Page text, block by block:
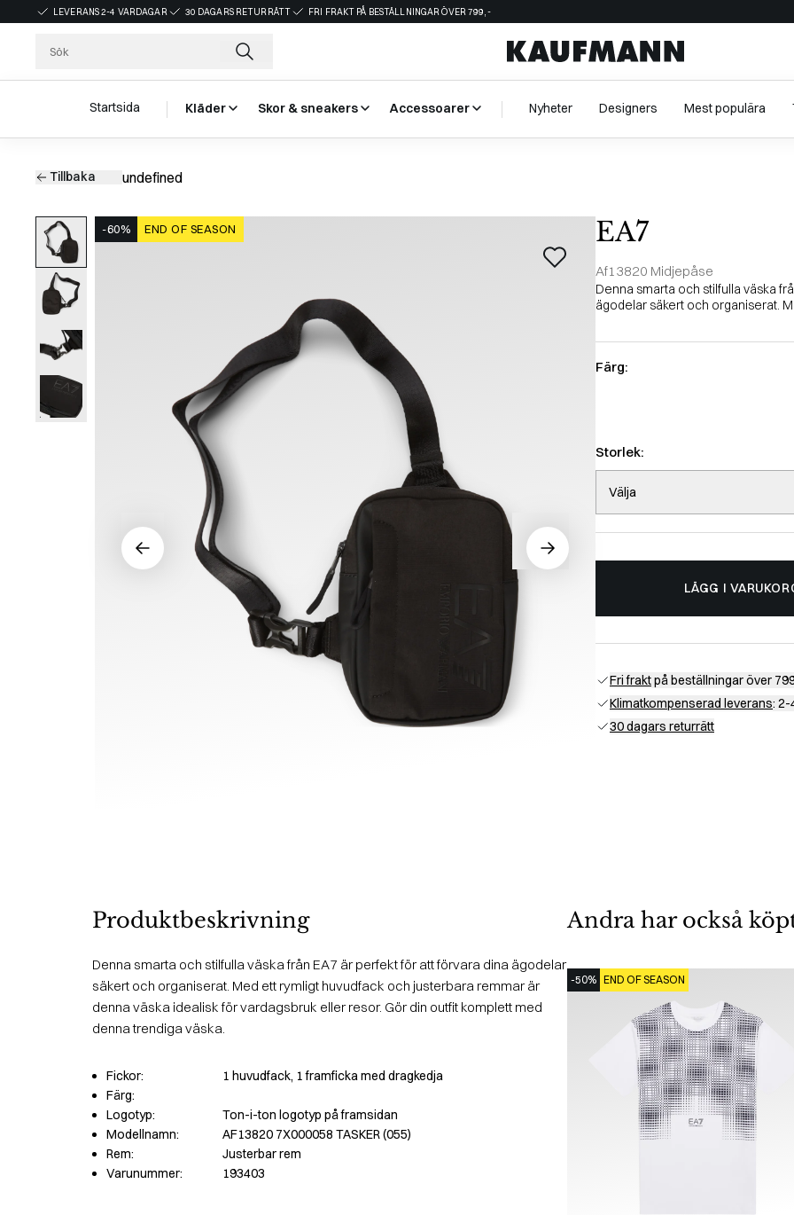
LEVERANS 2-4 VARDAGAR 30 DAGARS RETURRÄTT FRI FRAKT PÅ BESTÄLLNINGAR ÖVER 799,-
Startsida Kläder Skor & sneakers Accessoarer Nyheter Designers Mest populära
Tillbaka undefined
-60% END OF SEASON EA7
Af13820 Midjepåse
Denna smarta och stilfulla väska
ägodelar säkert och organiserat.
Färg:
Storlek:
Välja
LÄGG I
Fri fraktpå beställningar över
Klimatkompenserad leverans: 2-
30 dagars returrätt
Produktbeskrivning
Denna smarta och stilfulla väska från EA7 är perfekt för att förvara dina ägodelar
säkert och organiserat. Med ett rymligt huvudfack och justerbara remmar är
denna väska idealisk för vardagsbruk eller resor. Gör din outfit komplett med
denna trendiga väska.
Fickor:
1 huvudfack, 1 framficka med dragkedja
Färg:
Logotyp:
Ton-i-ton logotyp på framsidan
Modellnamn:
AF13820 7X000058 TASKER (055)
Rem:
Justerbar rem
Varunummer:
193403
Andra har också
-50% END OF SEASON